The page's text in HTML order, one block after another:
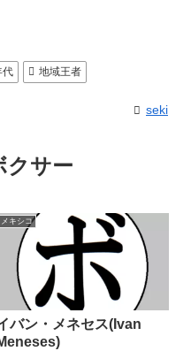
代 地域王者
seki
クサー
メキシコ
バン・メネセス(Ivan